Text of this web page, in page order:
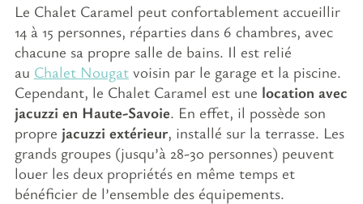
Le Chalet Caramel peut confortablement accueillir
14 à 15 personnes, réparties dans 6 chambres, avec
chacune sa propre salle de bains. Il est relié
au Chalet Nougatvoisin par le garage et la piscine.
Cependant, le Chalet Caramel est une location avec
jacuzzi en Haute-Savoie. En effet, il possède son
propre jacuzzi extérieur, installé sur la terrasse. Les
grands groupes (jusqu’à 28-30 personnes) peuvent
louer les deux propriétés en même temps et
bénéficier de l’ensemble des équipements.